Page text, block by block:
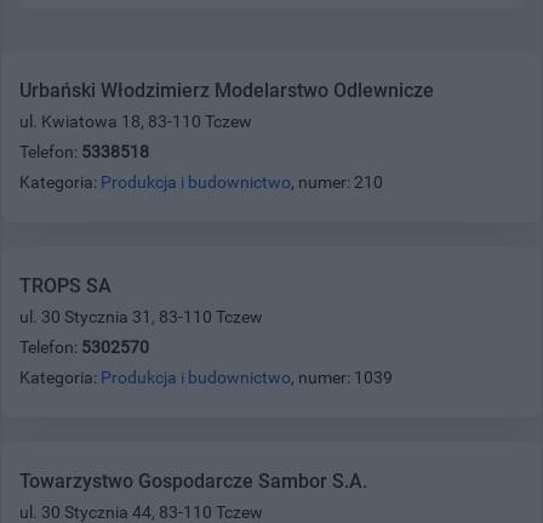
Urbański Włodzimierz Modelarstwo Odlewnicze
ul. Kwiatowa 18, 83-110 Tczew
Telefon: 5338518
Kategoria: Produkcja i budownictwo, numer: 210
TROPS SA
ul. 30 Stycznia 31, 83-110 Tczew
Telefon: 5302570
Kategoria: Produkcja i budownictwo, numer: 1039
Towarzystwo Gospodarcze Sambor S.A.
ul. 30 Stycznia 44, 83-110 Tczew